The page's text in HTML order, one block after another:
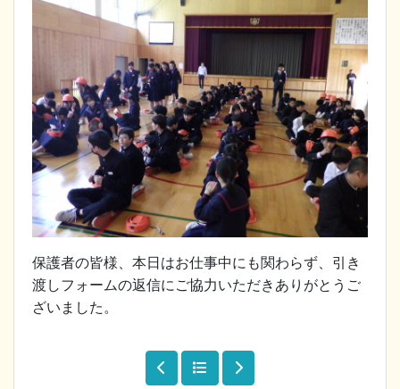
保護者の皆様、本日はお仕事中にも関わらず、引き
渡しフォームの返信にご協力いただきありがとうご
ざいました。